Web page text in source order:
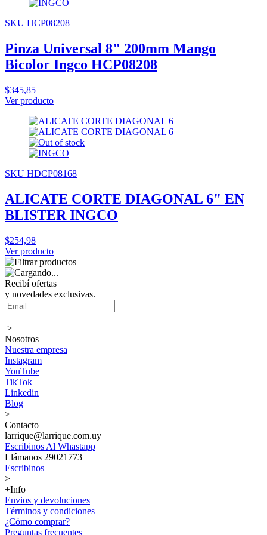
SKU HCP08208
Pinza Universal 8" 200mm Mango
Bicolor Ingco HCP08208
$345,85
Ver producto
SKU HDCP08168
ALICATE CORTE DIAGONAL 6" EN
BLISTER INGCO
$254,98
Ver producto
Recibí ofertas
y novedades exclusivas.
>
Nosotros
Nuestra empresa
Instagram
YouTube
TikTok
Linkedin
Blog
>
Contacto
larrique@larrique.com.uy
Escribinos Al Whastapp
Llámanos 29021773
Escribinos
>
+Info
Envios y devoluciones
Términos y condiciones
¿Cómo comprar?
Preguntas frecuentes